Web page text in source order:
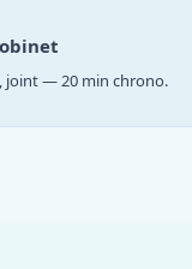
joint — 20 min chrono.